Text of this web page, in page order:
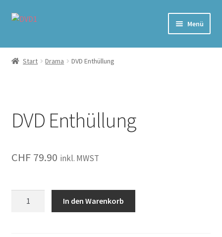
Zur
Zum
Menü
Home
Start Drama DVD Enthüllung
DVD Enthüllung
CHF79.90 inkl. MWST
In den Warenkorb